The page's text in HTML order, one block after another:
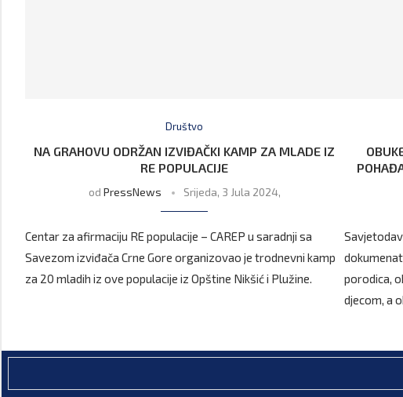
Društvo
NA GRAHOVU ODRŽAN IZVIĐAČKI KAMP ZA MLADE IZ
RE POPULACIJE
od PressNews Srijeda, 3 Jula 2024,
Centar za afirmaciju RE populacije – CAREP u saradnji sa
Savezom izviđača Crne Gore organizovao je trodnevni kamp
za 20 mladih iz ove populacije iz Opštine Nikšić i Plužine.
porodica,
djecom, a